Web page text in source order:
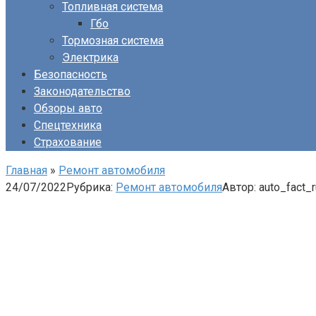
Топливная система
Гбо
Тормозная система
Электрика
Безопасность
Законодательство
Обзоры авто
Спецтехника
Страхование
Главная » Ремонт автомобиля
24/07/2022Рубрика: Ремонт автомобиляАвтор: